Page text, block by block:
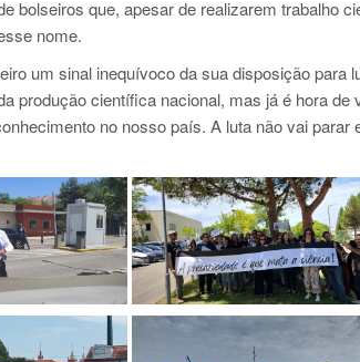
bolseiros que, apesar de realizarem trabalho
nome.
um sinal inequívoco da sua disposição para
produção científica nacional, mas já é hora de
no nosso país. A luta não vai parar